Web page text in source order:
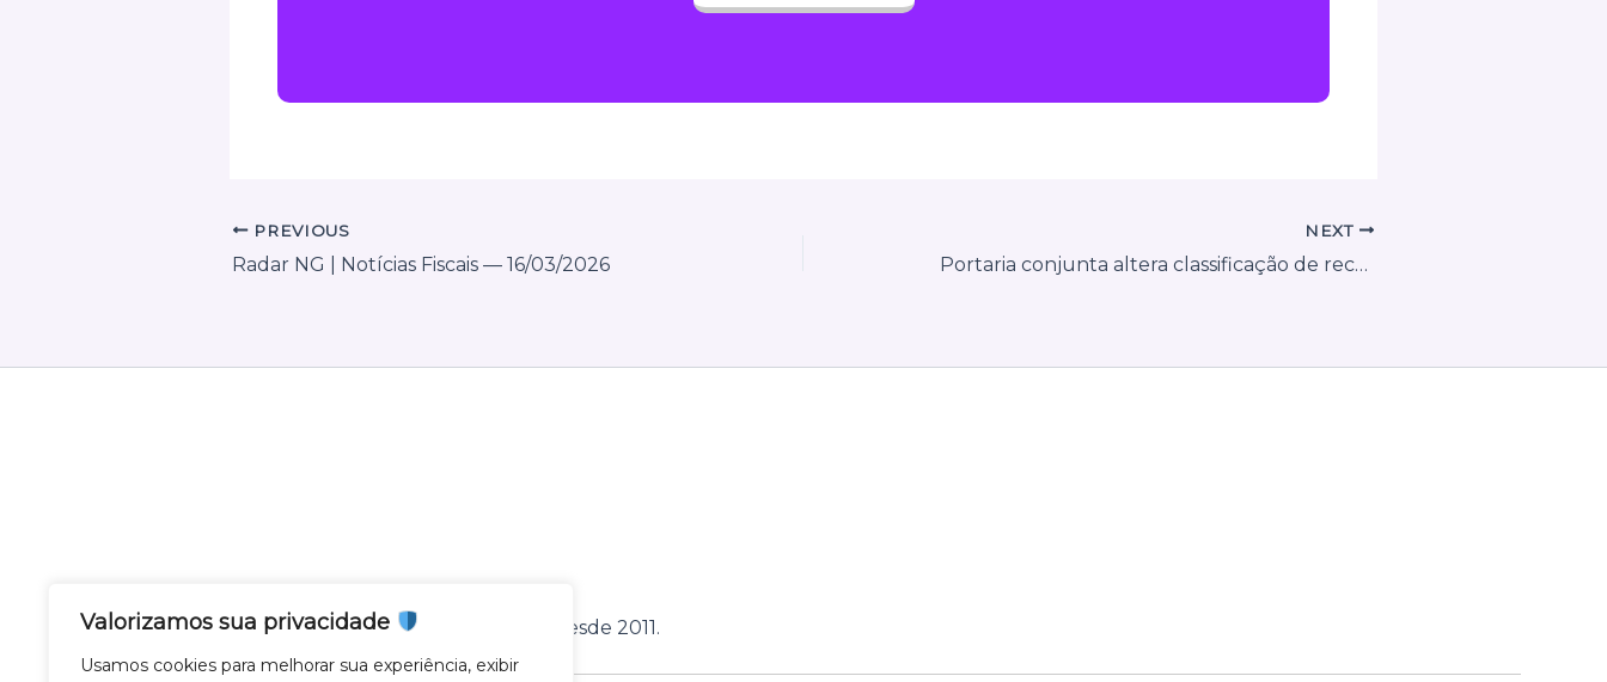
Valorizamos sua privacidade
Usamos cookies para melhorar sua experiência, exibir
PREVIOUS
Radar NG | Notícias Fiscais — 16/03/2026
NEXT
Portaria conjunta altera classificação de receitas e antecipa efeitos da reforma tributária para 2026
Nota Gateway - Feito com em Belo Horizonte, desde 2011.